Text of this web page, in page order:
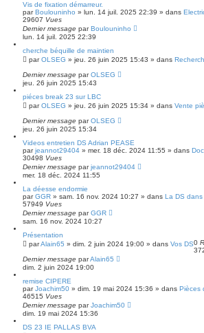
Vis de fixation démarreur.
parBoulouninho » lun. 14 juil. 2025 22:39 » dans
29607 Vues
Dernier message parBoulouninho
lun. 14 juil. 2025 22:39
cherche béquille de maintien
parOLSEG » jeu. 26 juin 2025 15:43 » dans
Dernier message parOLSEG
jeu. 26 juin 2025 15:43
piéces break 23 sur LBC
parOLSEG » jeu. 26 juin 2025 15:34 » dans Vente
Dernier message parOLSEG
jeu. 26 juin 2025 15:34
Videos entretien DS Adrian PEASE
parjeannot29404 » mer. 18 déc. 2024 11:55 » dans
30498 Vues
Dernier message parjeannot29404
mer. 18 déc. 2024 11:55
La déesse endormie
parGGR » sam. 16 nov. 2024 10:27 » dans La DS dans
57949 Vues
Dernier message parGGR
sam. 16 nov. 2024 10:27
Présentation
parAlain65 » dim. 2 juin 2024 19:00 » dans Vos DS0
Dernier message parAlain65
dim. 2 juin 2024 19:00
remise CIPERE
parJoachim50 » dim. 19 mai 2024 15:36 » dans Pièces
46515 Vues
Dernier message parJoachim50
dim. 19 mai 2024 15:36
DS 23 IE PALLAS BVA